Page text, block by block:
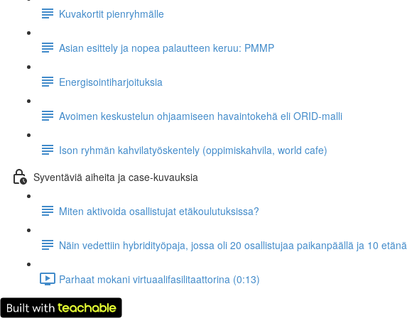
Kuvakortit pienryhmälle
Asian esittely ja nopea palautteen keruu: PMMP
Energisointiharjoituksia
Avoimen keskustelun ohjaamiseen havaintokehä eli ORID-malli
Ison ryhmän kahvilatyöskentely (oppimiskahvila, world cafe)
Syventäviä aiheita ja case-kuvauksia
Miten aktivoida osallistujat etäkoulutuksissa?
Näin vedettiin hybridityöpaja, jossa oli 20 osallistujaa paikanpäällä ja 10 etänä
Parhaat mokani virtuaalifasilitaattorina (0:13)